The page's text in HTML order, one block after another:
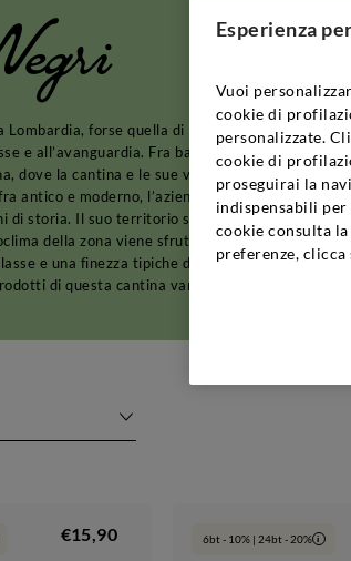
forse quella di Nino Negri è una di
e all’avanguardia. Fra barrique di rovere
dove la cantina e le sue vigne sono attive da
antico e moderno, l’azienda ha dato vita ad una
di storia. Il suo territorio sorge sulle pendici dei
della zona viene sfruttato al meglio in fase
e una finezza tipiche della Lombardia.
di questa cantina vanno conservati in un
€15,90 6bt - 10% | 24bt - 20% i
Esperienza
Vuoi
cookie di
personalizzate.
cookie di
proseguirai la
indispensabili
cookie consulta
preferenze, clicca